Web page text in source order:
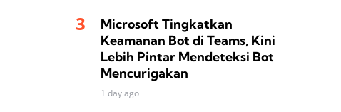
Microsoft Tingkatkan
Keamanan Bot di Teams, Kini
Lebih Pintar Mendeteksi Bot
Mencurigakan
1 day ago